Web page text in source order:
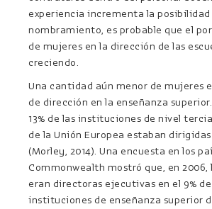
experiencia incrementa la posibilidad
nombramiento, es probable que el
de mujeres en la dirección de las
creciendo.
Una cantidad aún menor de mujeres
de dirección en la enseñanza superior.
13% de las instituciones de nivel
de la Unión Europea estaban
(Morley, 2014). Una encuesta en los
Commonwealth mostró que, en 2006,
eran directoras ejecutivas en el 9% de
instituciones de enseñanza superior